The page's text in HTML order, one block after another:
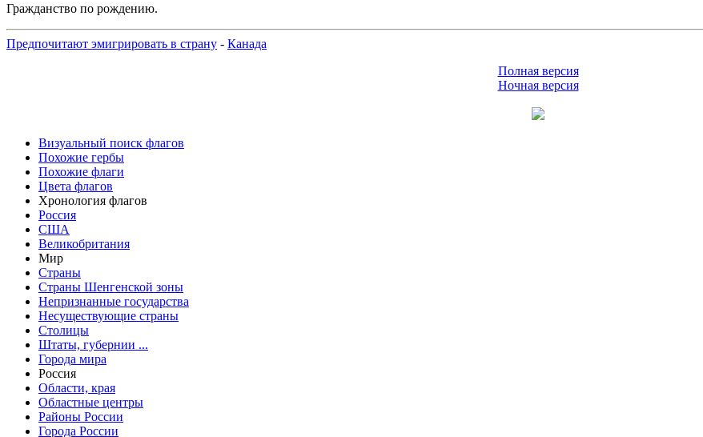
Гражданство по рождению.
Предпочитают эмигрировать в страну - Канада
Полная версия
Ночная версия
Визуальный поиск флагов
Похожие гербы
Похожие флаги
Цвета флагов
Хронология флагов
Россия
США
Великобритания
Мир
Страны
Страны Шенгенской зоны
Непризнанные государства
Несуществующие страны
Столицы
Штаты, губернии ...
Города мира
Россия
Области, края
Областные центры
Районы России
Города России